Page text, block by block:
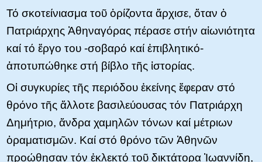
Τό σκοτείνιασμα τοῦ ὁρίζοντα ἄρχισε, ὅταν ὁ
Πατριάρχης Ἀθηναγόρας πέρασε στήν αἰωνιότητα
καί τό ἔργο του -σοβαρό καί ἐπιβλητικό-
ἀποτυπώθηκε στή βίβλο τῆς ἰστορίας.
Οἱ συγκυρίες τῆς περιόδου ἐκείνης ἔφεραν στό
θρόνο τῆς ἄλλοτε βασιλεύουσας τόν Πατριάρχη
Δημήτριο, ἄνδρα χαμηλῶν τόνων καί μέτριων
ὁραματισμῶν. Καί στό θρόνο τῶν Ἀθηνῶν
προώθησαν τόν ἐκλεκτό τοῦ δικτάτορα Ἰωαννίδη,